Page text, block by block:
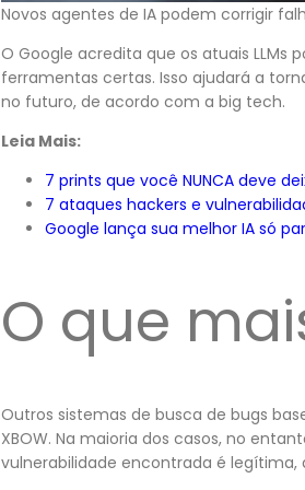
Novos agentes de IA podem corrigir
O Google acredita que os atuais LLMs
ferramentas certas. Isso ajudará a
no futuro, de acordo com a big tech.
Leia Mais:
7 prints que você NUNCA deve
7 ataques hackers e
Google lança sua melhor IA só
O que
Outros sistemas de busca de bugs
XBOW. Na maioria dos casos, no
vulnerabilidade encontrada é legítima,